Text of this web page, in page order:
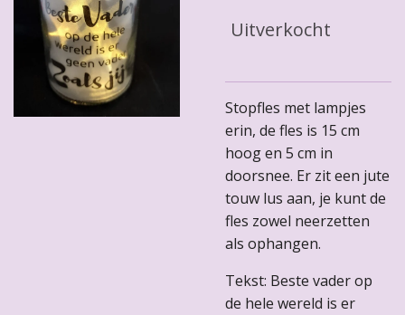
Uitverkocht
Stopfles met lampjes
erin, de fles is 15 cm
hoog en 5 cm in
doorsnee. Er zit een jute
touw lus aan, je kunt de
fles zowel neerzetten
als ophangen.
Tekst: Beste vader op
de hele wereld is er